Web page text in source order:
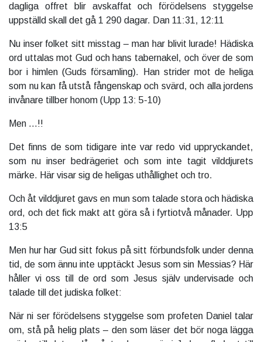
dagliga offret blir avskaffat och förödelsens styggelse
uppställd skall det gå 1 290 dagar. Dan 11:31, 12:11
Nu inser folket sitt misstag – man har blivit lurade! Hädiska
ord uttalas mot Gud och hans tabernakel, och över de som
bor i himlen (Guds församling). Han strider mot de heliga
som nu kan få utstå fångenskap och svärd, och alla jordens
invånare tillber honom (Upp 13: 5-10)
Men ...!!
Det finns de som tidigare inte var redo vid uppryckandet,
som nu inser bedrägeriet och som inte tagit vilddjurets
märke. Här visar sig de heligas uthållighet och tro.
Och åt vilddjuret gavs en mun som talade stora och hädiska
ord, och det fick makt att göra så i fyrtiotvå månader. Upp
13:5
Men hur har Gud sitt fokus på sitt förbundsfolk under denna
tid, de som ännu inte upptäckt Jesus som sin Messias? Här
håller vi oss till de ord som Jesus själv undervisade och
talade till det judiska folket:
När ni ser förödelsens styggelse som profeten Daniel talar
om, stå på helig plats – den som läser det bör noga lägga